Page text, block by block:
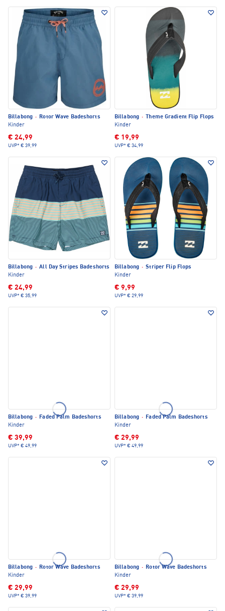
Billabong · Rotor Wave Badeshorts
Kinder
€ 24,99
UVP* € 39,99
Billabong ·
Theme Gradient Flip Flops
Kinder
€ 19,99
UVP* € 34,99
Billabong · All Day Stripes Badeshorts
Kinder
€ 24,99
UVP* € 35,99
Billabong · Striper Flip Flops
Kinder
€ 9,99
UVP* € 29,99
Billabong · Faded Palm Badeshorts
Kinder
€ 39,99
UVP* € 49,99
Billabong · Faded Palm Badeshorts
Kinder
€ 29,99
UVP* € 49,99
Billabong · Rotor Wave Badeshorts
Kinder
€ 29,99
UVP* € 39,99
Billabong · Rotor Wave Badeshorts
Kinder
€ 29,99
UVP* € 39,99